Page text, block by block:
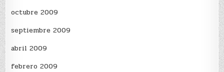
octubre 2009
septiembre 2009
abril 2009
febrero 2009